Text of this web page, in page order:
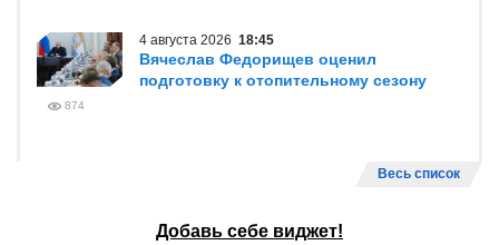
4 августа 2026 18:45
Вячеслав Федорищев оценил
подготовку к отопительному сезону
874
Весь список
Добавь себе виджет!